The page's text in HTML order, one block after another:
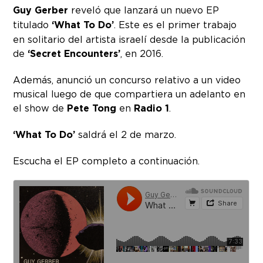
Guy Gerber reveló que lanzará un nuevo EP
titulado ‘What To Do’. Este es el primer trabajo
en solitario del artista israelí desde la publicación
de ‘Secret Encounters’, en 2016.
Además, anunció un concurso relativo a un video
musical luego de que compartiera un adelanto en
el show de Pete Tong en Radio 1.
‘What To Do’ saldrá el 2 de marzo.
Escucha el EP completo a continuación.